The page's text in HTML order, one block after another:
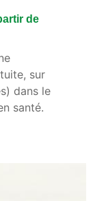
de
sur
dans le
santé.